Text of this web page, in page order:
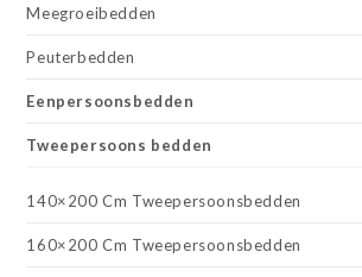
Meegroeibedden
Peuterbedden
Eenpersoonsbedden
Tweepersoons bedden
140×200 Cm Tweepersoonsbedden
160×200 Cm Tweepersoonsbedden